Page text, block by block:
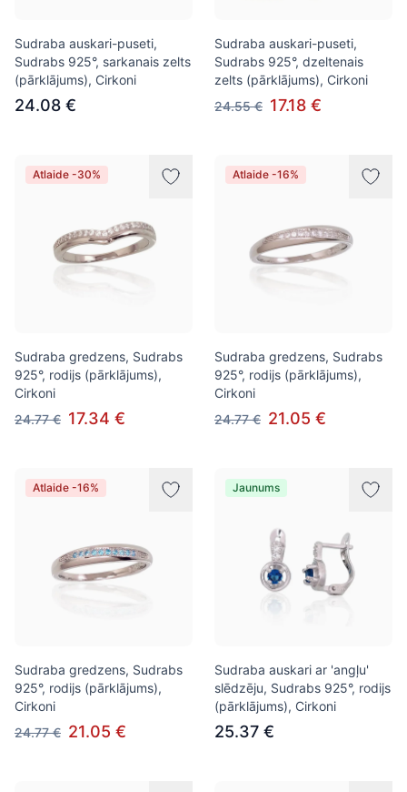
Sudraba auskari-puseti,
Sudrabs 925°, sarkanais zelts
(pārklājums), Cirkoni
24.08 €
Sudraba auskari-puseti,
Sudrabs 925°, dzeltenais
zelts (pārklājums), Cirkoni
24.55 € 17.18 €
Atlaide -30%
Sudraba gredzens, Sudrabs
925°, rodijs (pārklājums),
Cirkoni
24.77 € 17.34 €
Atlaide -16%
Sudraba gredzens, Sudrabs
925°, rodijs (pārklājums),
Cirkoni
24.77 € 21.05 €
Atlaide -16%
Sudraba gredzens, Sudrabs
925°, rodijs (pārklājums),
Cirkoni
24.77 € 21.05 €
Jaunums
Sudraba auskari ar 'angļu'
slēdzēju, Sudrabs 925°, rodijs
(pārklājums), Cirkoni
25.37 €